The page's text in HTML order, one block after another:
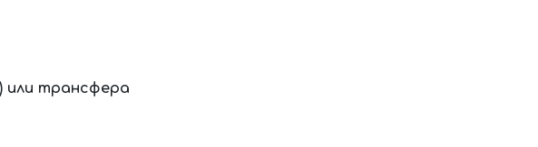
или трансфера